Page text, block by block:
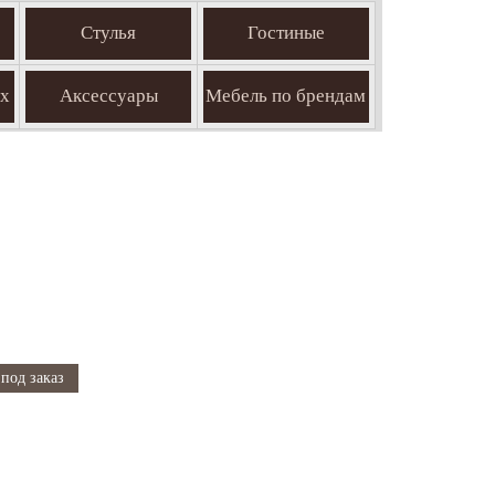
Стулья Гостиные
Аксессуары Мебель по брендам
под заказ